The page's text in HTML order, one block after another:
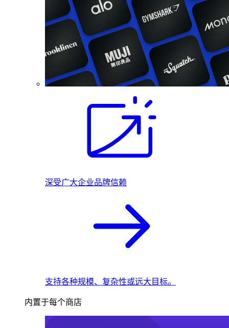
深受广大企业品牌信赖
支持各种规模、复杂性或远大目标。
内置于每个商店